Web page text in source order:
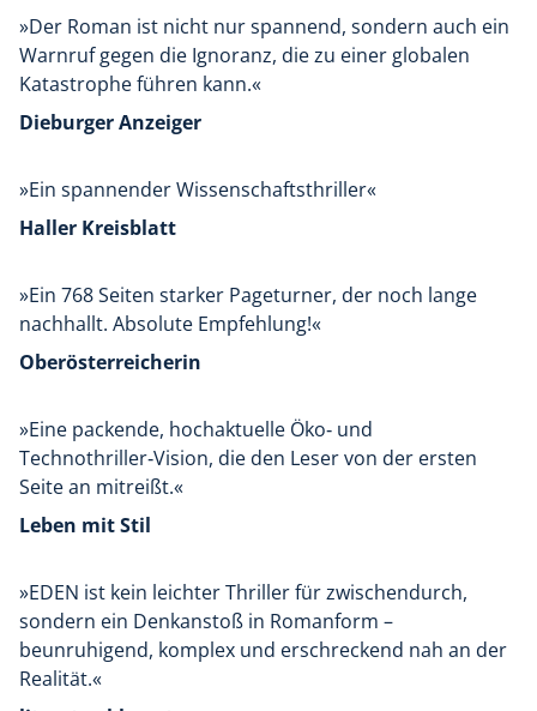
»Der Roman ist nicht nur spannend, sondern auch ein
Warnruf gegen die Ignoranz, die zu einer globalen
Katastrophe führen kann.«
Dieburger Anzeiger
»Ein spannender Wissenschaftsthriller«
Haller Kreisblatt
»Ein 768 Seiten starker Pageturner, der noch lange
nachhallt. Absolute Empfehlung!«
Oberösterreicherin
»Eine packende, hochaktuelle Öko‑ und
Technothriller‑Vision, die den Leser von der ersten
Seite an mitreißt.«
Leben mit Stil
»EDEN ist kein leichter Thriller für zwischendurch,
sondern ein Denkanstoß in Romanform –
beunruhigend, komplex und erschreckend nah an der
Realität.«